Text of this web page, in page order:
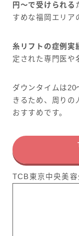
円〜で受けられる
すめな福岡エリア
糸リフトの症例実
定された専門医や
ダウンタイムは20
きるため、周りの
おすすめです。
TCB東京中央美容